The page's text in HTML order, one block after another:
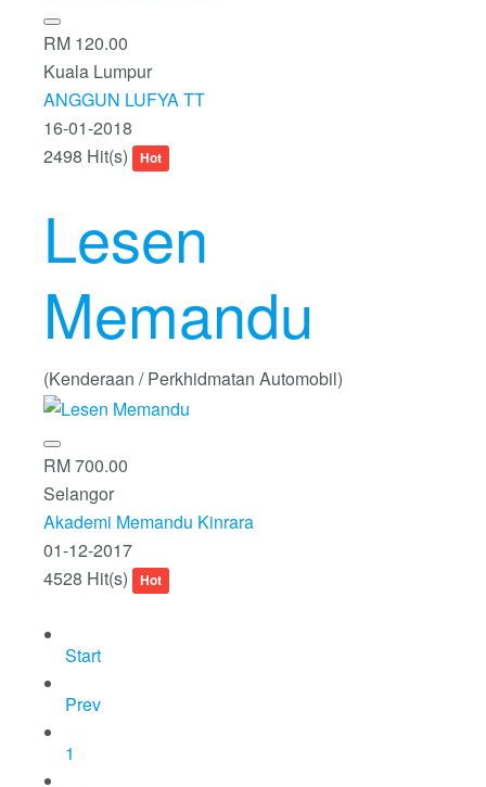
RM 120.00
Kuala Lumpur
ANGGUN LUFYA TT
16-01-2018
2498 Hit(s)
Hot
Lesen
Memandu
(Kenderaan / Perkhidmatan Automobil)
RM 700.00
Selangor
Akademi Memandu Kinrara
01-12-2017
4528 Hit(s)
Hot
Start
Prev
1